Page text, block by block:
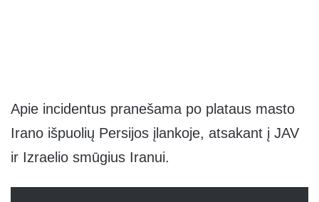
Apie incidentus pranešama po plataus masto
Irano išpuolių Persijos įlankoje, atsakant į JAV
ir Izraelio smūgius Iranui.